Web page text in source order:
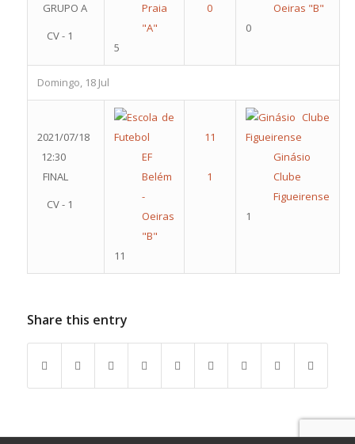
GRUPO A
CV - 1
Praia
"A"
5
Oeiras "B"
0
Domingo, 18 Jul
2021/07/18
12:30
FINAL
CV - 1
EF
Belém
-
Oeiras
"B"
11
Ginásio
Clube
Figueirense
1
Share this entry